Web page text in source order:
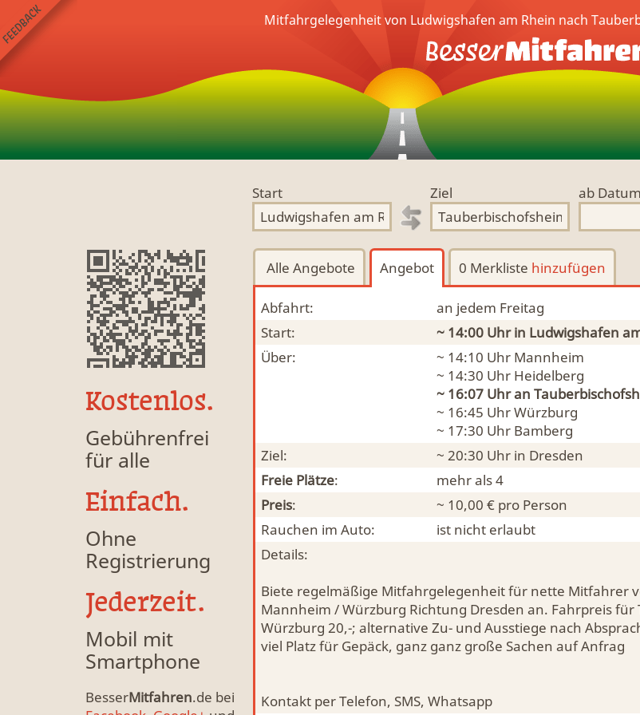
Start
Ziel
ab Datum
Kostenlos.
Gebührenfrei
für alle
Einfach.
Ohne
Registrierung
Jederzeit.
Mobil mit
Smartphone
BesserMitfahren.de bei
Mitfahrgelegenheit von Ludwigshafen am Rhein nach
Alle Angebote Angebot 0 Merkliste hinzufügen
Abfahrt:
an jedem Freitag
Start:
~ 14:00 Uhrin Ludwigshafen
Über:
~ 14:10 Uhr Mannheim
~ 14:30 Uhr Heidelberg
~ 16:07 Uhr an
~ 16:45 UhrWürzburg
~ 17:30 Uhr Bamberg
Ziel:
~ 20:30 Uhr in Dresden
Freie Plätze:
mehr als 4
Preis:
~ 10,00 € pro Person
Rauchen im Auto:
ist nicht erlaubt
Details:
Biete regelmäßige Mitfahrgelegenheit für nette Mitfahrer
Mannheim / Würzburg Richtung Dresden an. Fahrpreis für
Würzburg 20,-; alternative Zu- und Ausstiege nach
viel Platz für Gepäck, ganz ganz große Sachen auf Anfrag
Kontakt per Telefon, SMS, Whatsapp